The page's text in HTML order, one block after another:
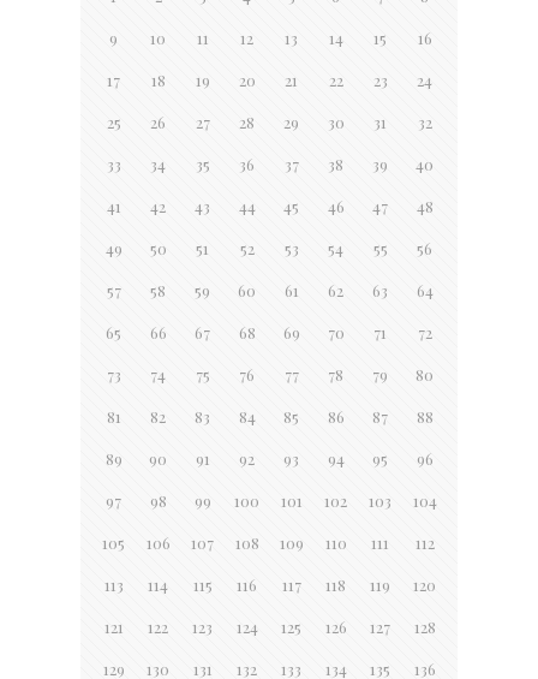
9 10 11 12 13 14 15 16
17 18 19 20 21 22 23 24
25 26 27 28 29 30 31 32
33 34 35 36 37 38 39 40
41 42 43 44 45 46 47 48
49 50 51 52 53 54 55 56
57 58 59 60 61 62 63 64
65 66 67 68 69 70 71 72
73 74 75 76 77 78 79 80
81 82 83 84 85 86 87 88
89 90 91 92 93 94 95 96
97 98 99 100 101 102 103 104
105 106 107 108 109 110 111 112
113 114 115 116 117 118 119 120
121 122 123 124 125 126 127 128
129 130 131 132 133 134 135 136